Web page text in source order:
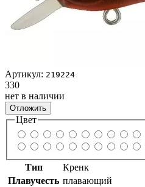
Артикул: 219224
330
нет в наличии
Отложить
Цвет
Тип
Кренк
Плавучесть плавающий